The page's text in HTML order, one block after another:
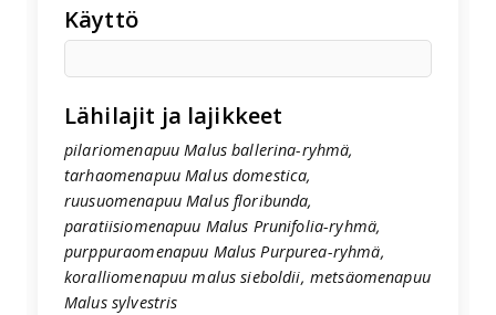
Käyttö
Lähilajit ja lajikkeet
pilariomenapuu Malus ballerina-ryhmä,
tarhaomenapuu Malus domestica,
ruusuomenapuu Malus floribunda,
paratiisiomenapuu Malus Prunifolia-ryhmä,
purppuraomenapuu Malus Purpurea-ryhmä,
koralliomenapuu malus sieboldii, metsäomenapuu
Malus sylvestris